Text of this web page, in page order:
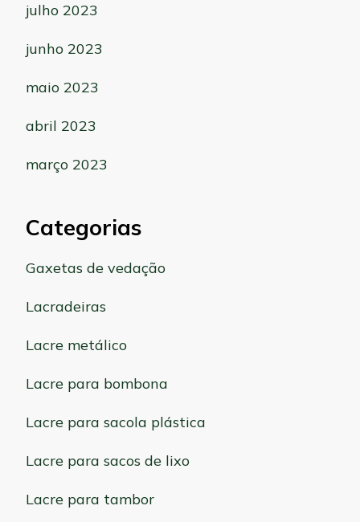
julho 2023
junho 2023
maio 2023
abril 2023
março 2023
Categorias
Gaxetas de vedação
Lacradeiras
Lacre metálico
Lacre para bombona
Lacre para sacola plástica
Lacre para sacos de lixo
Lacre para tambor